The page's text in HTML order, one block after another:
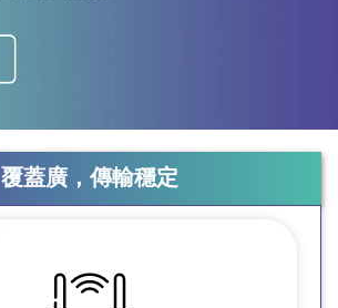
覆蓋廣，傳輸穩定